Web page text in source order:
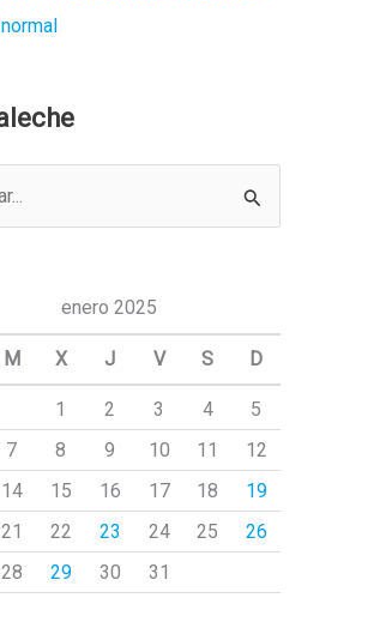
enero 2025
M X J V S D
1 2 3 4
5
7 8 9 10 11
12
14 15 16 17 18
19
21 22 23 24 25
26
28 29 30 31